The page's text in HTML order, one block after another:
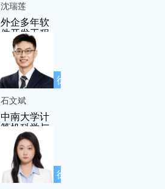
沈瑞莲
外企多年软
件开发工程
徐先友名师
石文斌
中南大学计
算机科学与
技术专业
徐先友名师